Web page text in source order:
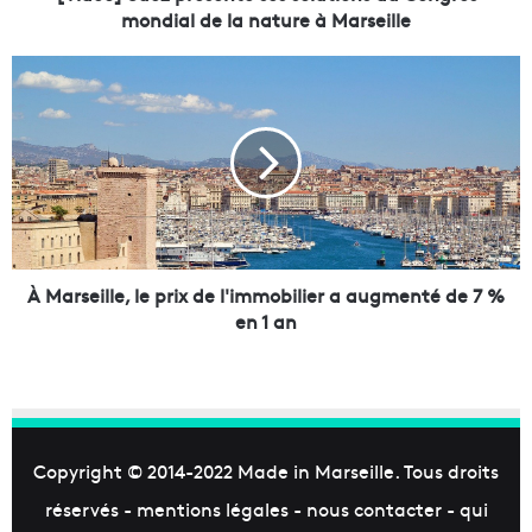
é
s
e
n
t
e
s
e
t
mondial de la nature à Marseille
À
M
a
r
s
e
i
l
l
r
À Marseille, le prix de l'immobilier a augmenté de 7 %
en 1 an
Copyright © 2014-2022 Made in Marseille. Tous droits
réservés - mentions légales- nous contacter- qui